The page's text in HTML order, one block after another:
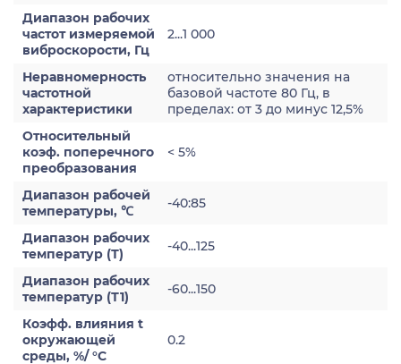
Диапазон рабочих
частот измеряемой
виброскорости, Гц
2...1 000
Неравномерность
частотной
характеристики
относительно значения на
базовой частоте 80 Гц, в
пределах: от 3 до минус 12,5%
Относительный
коэф. поперечного
преобразования
< 5%
Диапазон рабочей
температуры, ℃
-40:85
Диапазон рабочих
температур (Т)
-40...125
Диапазон рабочих
температур (Т1)
-60...150
Коэфф. влияния t
окружающей
среды, %/ °С
0.2